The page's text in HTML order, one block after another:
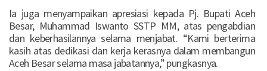
Ia juga menyampaikan apresiasi kepada Pj. Bupati Aceh
Besar, Muhammad Iswanto SSTP MM, atas pengabdian
dan keberhasilannya selama menjabat. “Kami berterima
kasih atas dedikasi dan kerja kerasnya dalam membangun
Aceh Besar selama masa jabatannya,” pungkasnya.